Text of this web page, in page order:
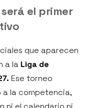
el primer
que aparecen
a la Liga de
Ese torneo
a la competencia,